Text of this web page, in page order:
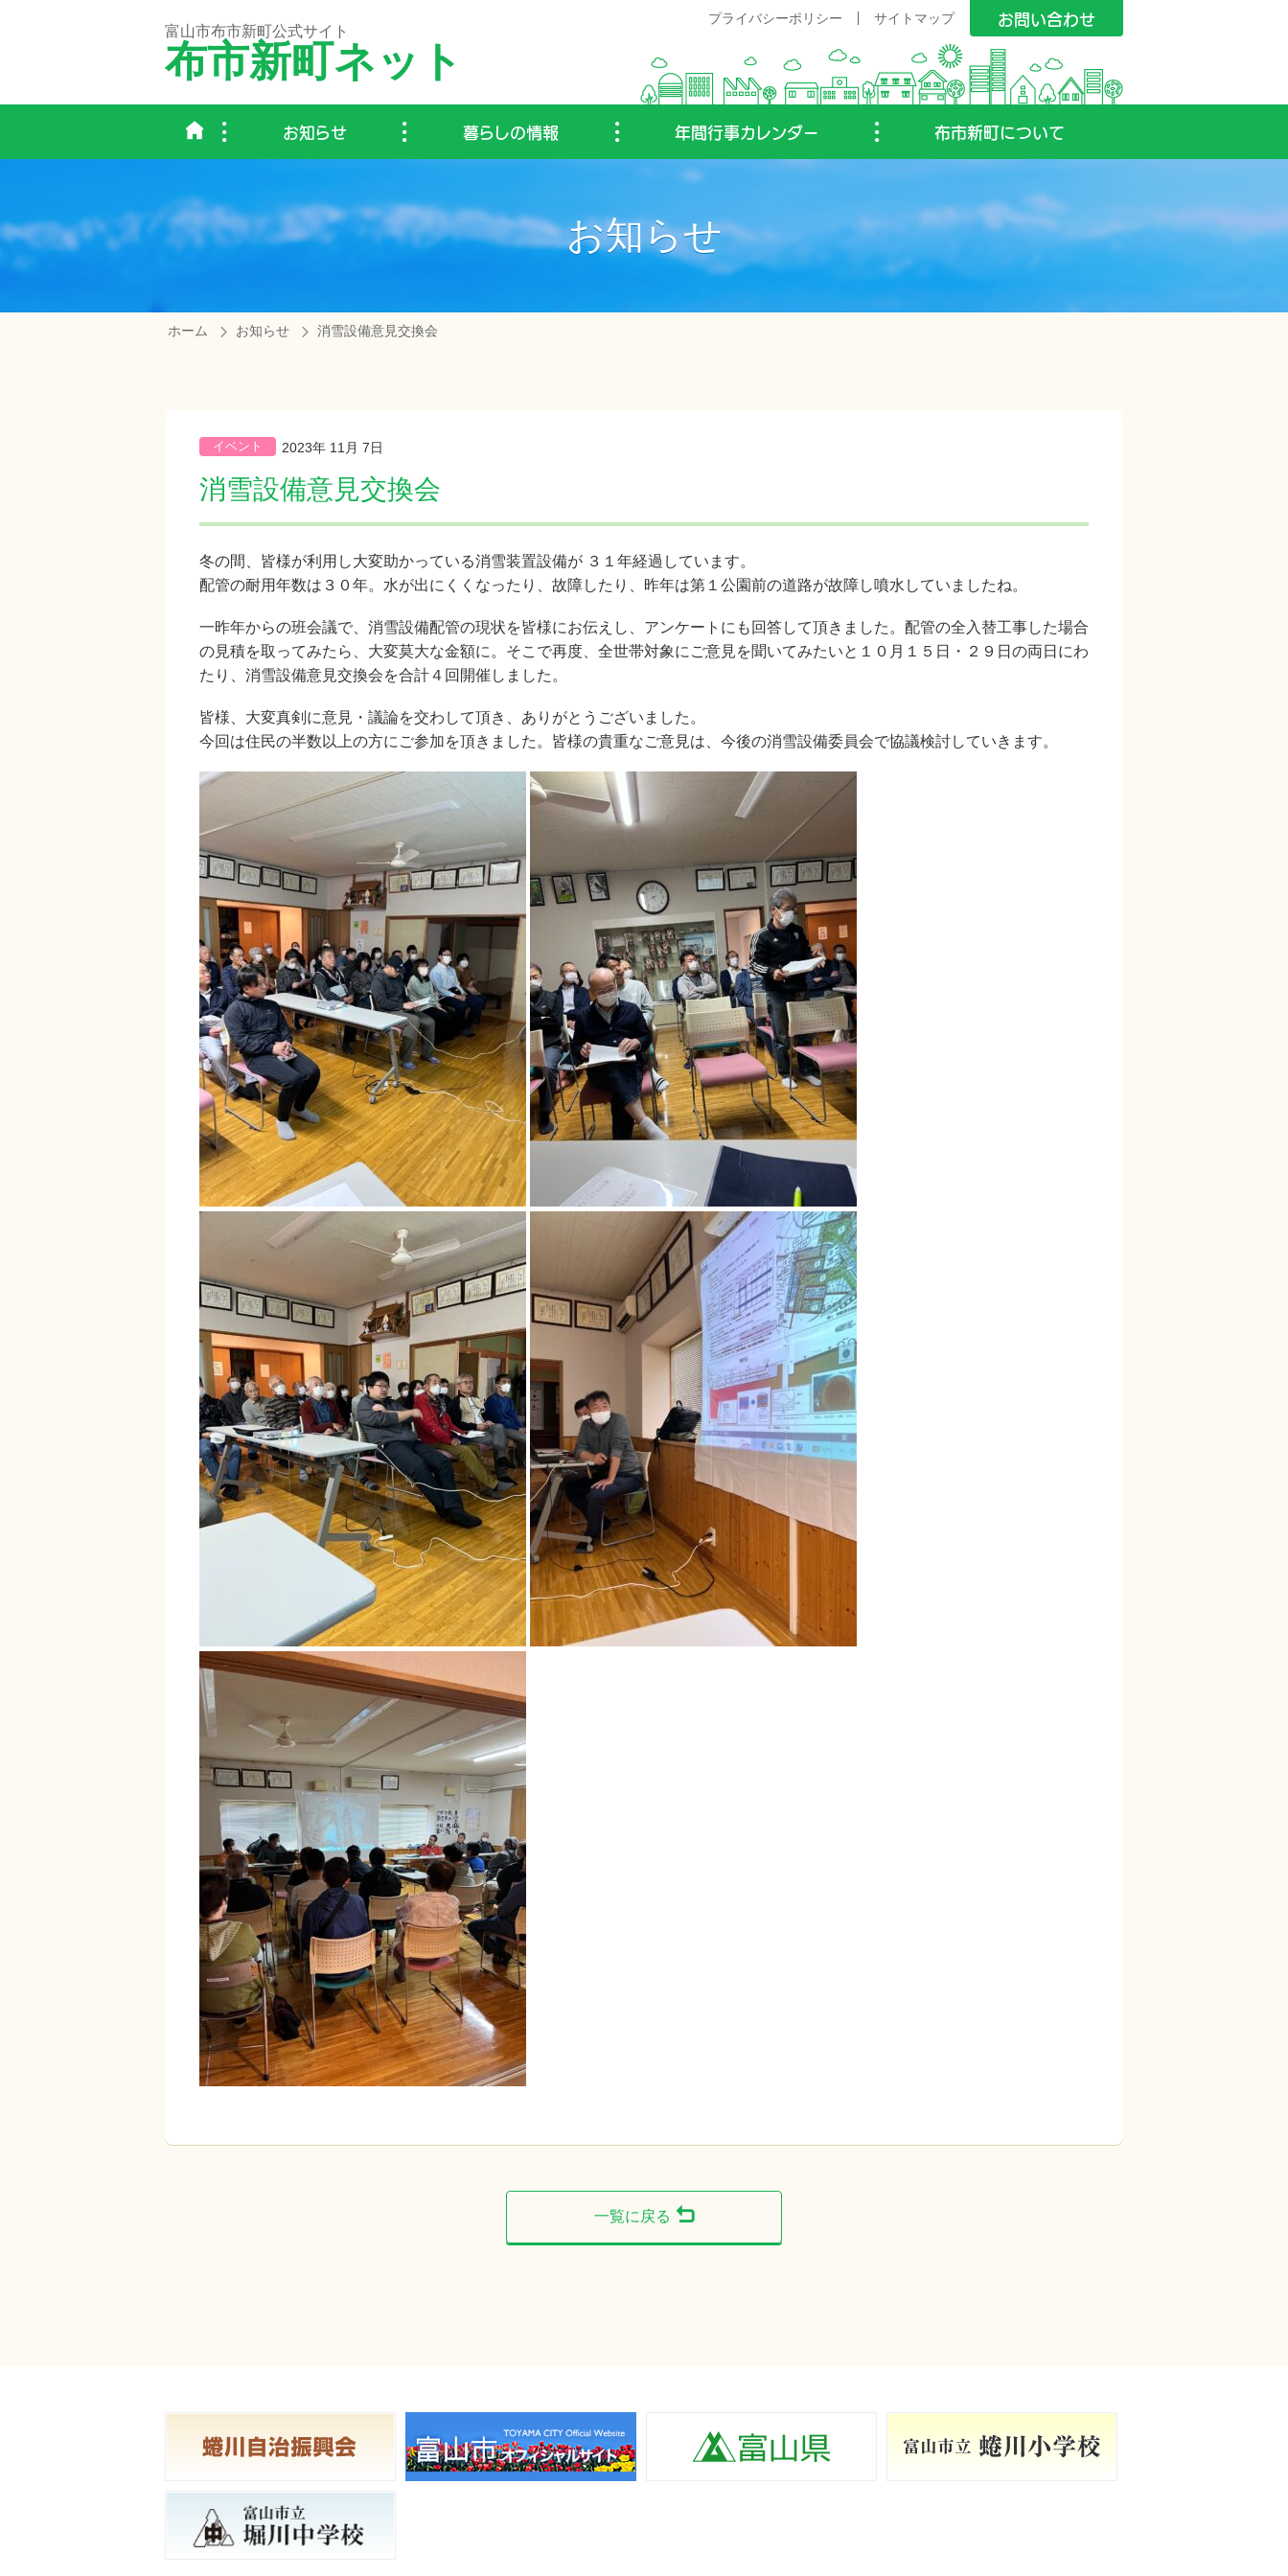
富山市布市新町公式サイト
布市新町ネット
お知らせ 暮らしの情報 年間行事カレンダー 布市新町について
プライバシーポリシー サイトマップ お問い合わせ
お知らせ
ホーム お知らせ 消雪設備意見交換会
イベント 2023年 11月 7日
消雪設備意見交換会
冬の間、皆様が利用し大変助かっている消雪装置設備が ３１ 年経過しています。
配管の耐用年数は３０年。水が出にくくなったり、故障したり、昨年は第１ 公園前の道路が故障し噴水していましたね。
一昨年からの班会議で、消雪設備配管の現状を皆様にお伝えし、アンケートにも回答して頂きました。配管の全入替工事した場合
の見積を取ってみたら、大変莫大な金額に。そこで再度、全世帯対象にご意見を聞いてみたいと １０ 月１５ 日・２９ 日の両日にわ
たり、消雪設備意見交換会を合計４ 回開催しました。
皆様、大変真剣に意見・議論を交わして頂き、ありがとうございました。
今回は住民の半数以上の方にご参加を頂きました。皆様の貴重なご意見は、今後の消雪設備委員会で協議検討していきます。
一覧に戻る